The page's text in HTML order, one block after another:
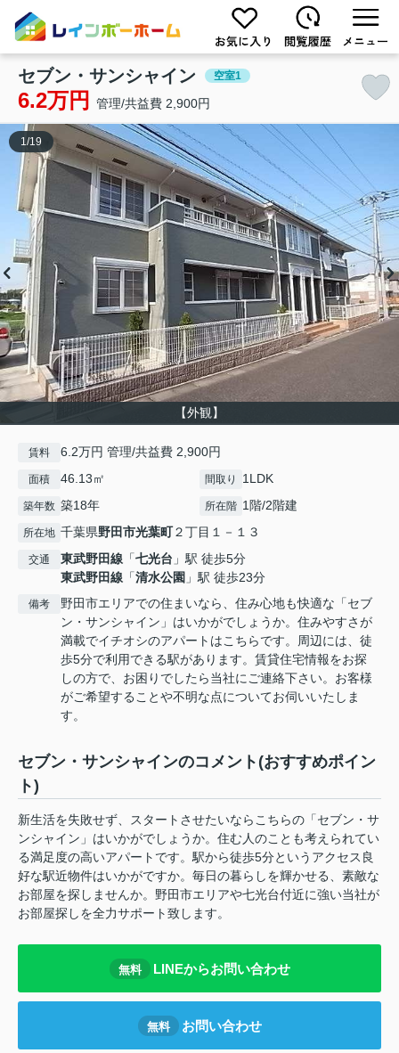
セブン・サンシャイン 空室1
6.2万円 管理/共益費 2,900円
【外観】
1 /19
賃料 6.2万円 管理/共益費 2,900円
面積 46.13㎡ 間取り 1LDK
築年数 築18年 所在階 1階/2階建
所在地 千葉県野田市光葉町２丁目１－１３
交通 東武野田線 「七光台 」駅 徒歩5分
東武野田線 「清水公園 」駅 徒歩23分
備考
野田市エリアでの住まいなら、住み心地も快適な「セブ
ン・サンシャイン」はいかがでしょうか。住みやすさが
満載でイチオシのアパートはこちらです。周辺には、徒
歩5分で利用できる駅があります。賃貸住宅情報をお探
しの方で、お困りでしたら当社にご連絡下さい。お客様
がご希望することや不明な点についてお伺いいたしま
す。
セブン・サンシャインのコメント(おすすめポイン
ト)
新生活を失敗せず、スタートさせたいならこちらの「セブン・サ
ンシャイン」はいかがでしょうか。住む人のことも考えられてい
る満足度の高いアパートです。駅から徒歩5分というアクセス良
好な駅近物件はいかがですか。毎日の暮らしを輝かせる、素敵な
お部屋を探しませんか。野田市エリアや七光台付近に強い当社が
お部屋探しを全力サポート致します。
無料 LINEからお問い合わせ
無料 お問い合わせ